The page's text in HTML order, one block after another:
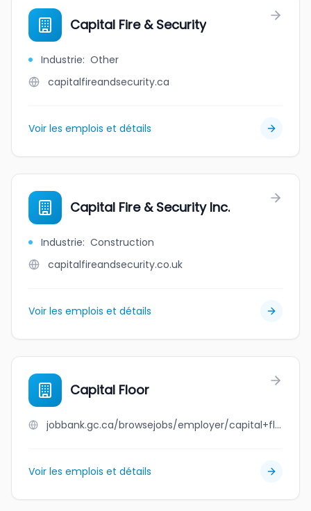
Capital Fire & Security
Industrie: Other
capitalfireandsecurity.ca
Voir les emplois et détails
Capital Fire & Security Inc.
Industrie: Construction
capitalfireandsecurity.co.uk
Voir les emplois et détails
Capital Floor
jobbank.gc.ca/browsejobs/employer/capital+floor/ca
Voir les emplois et détails